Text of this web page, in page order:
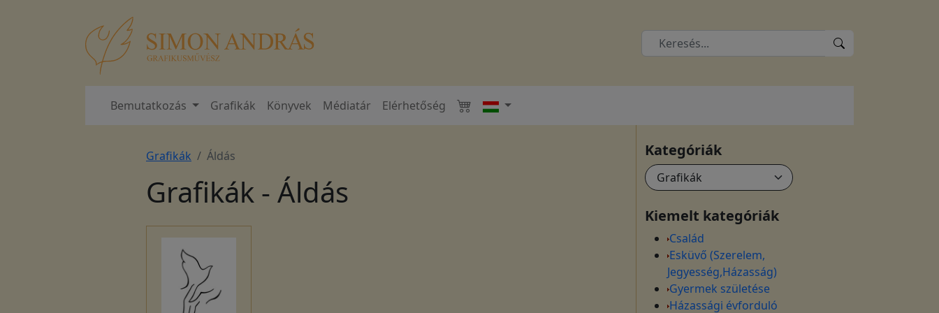
Bemutatkozás Grafikák Könyvek Médiatár Elérhetőség
Grafikák Áldás
Grafikák - Áldás
Kategóriák
Kiemelt kategóriák
Család
Esküvő (Szerelem,
Jegyesség,Házasság)
Gyermek születése
Házassági évforduló